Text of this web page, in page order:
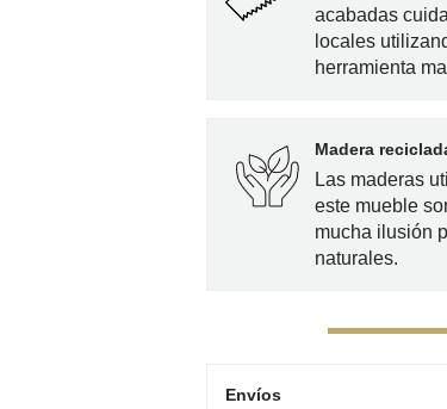
acabadas
locales
herramienta
Madera
Las maderas
este mueble
mucha ilusión
naturales.
Envíos